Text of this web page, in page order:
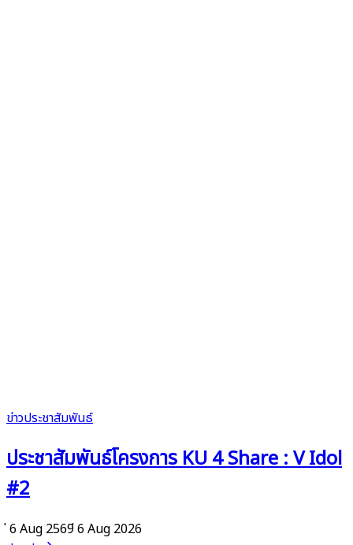
ข่าวประชาสัมพันธ์
ประชาสัมพันธ์โครงการ KU 4 Share : V Idol
#2
่ 6 Aug 2569่ 6 Aug 2026